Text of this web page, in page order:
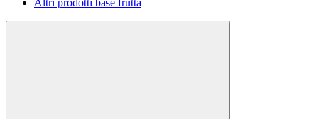
Altri prodotti base frutta